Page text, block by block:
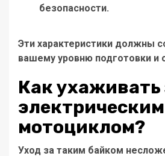
безопасности.
Эти характеристики должны
вашему уровню подготовки и
Как ухаживать
мотоциклом?
Уход за таким байком